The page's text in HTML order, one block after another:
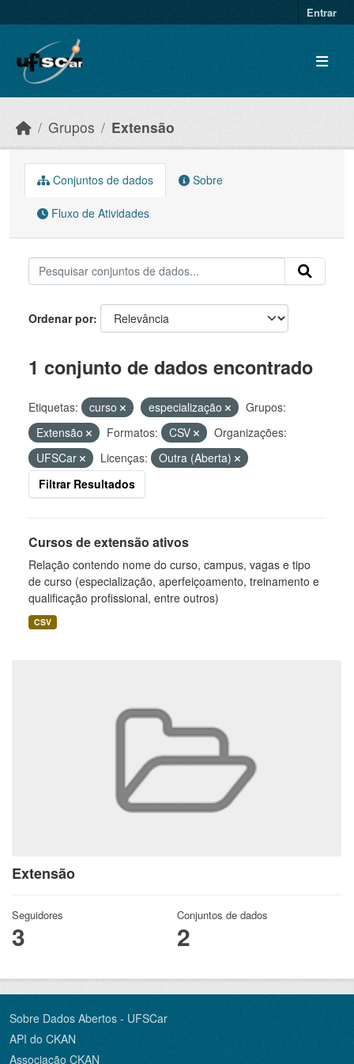
Entrar
Grupos Extensão
Extensão
Seguidores
3
Conjuntos de dados
2
Conjuntos de dados Sobre
Fluxo de Atividades
Ordenar por
1 conjunto de dados encontrado
Etiquetas: curso especialização
Grupos:
Extensão
Formatos: CSV
Organizações:
UFSCar
Licenças:
Outra (Aberta)
Filtrar Resultados
Cursos de extensão ativos
Relação contendo nome do curso, campus, vagas e tipo
de curso (especialização, aperfeiçoamento, treinamento e
qualificação profissional, entre outros)
CSV
Sobre Dados Abertos - UFSCar
API do CKAN
Associação CKAN